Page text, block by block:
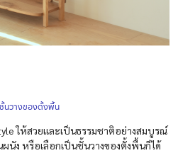
ชั้นวางของตั้งพื้น
ให้สวยและเป็นธรรมชาติอย่างสมบูรณ์
ผนัง หรือเลือกเป็นชั้นวางของตั้งพื้นก็ได้